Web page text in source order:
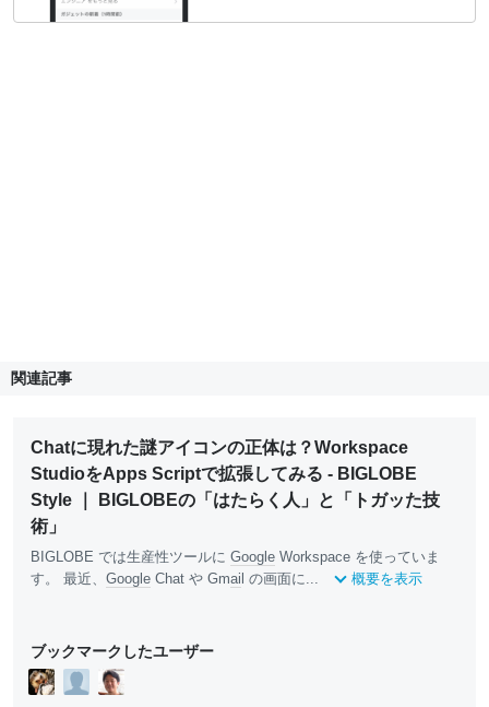
関連記事
Chatに現れた謎アイコンの正体は？Workspace
StudioをApps Scriptで拡張してみる - BIGLOBE
Style ｜ BIGLOBEの「はたらく人」と「トガッた技
術」
BIGLOBE では生産性ツールに Google Workspace を使っていま
す。 最近、 Google Chat や Gmai l の画面に... 概要を表示
ブックマークしたユーザー